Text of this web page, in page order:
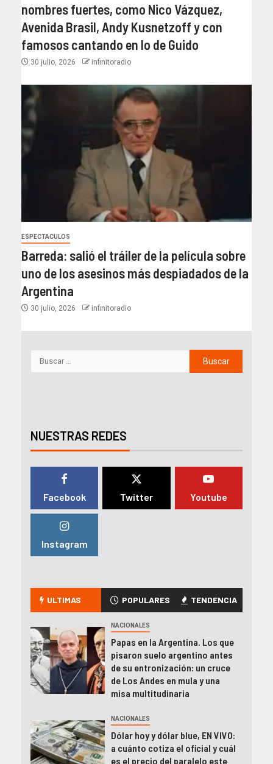
nombres fuertes, como Nico Vázquez,
Avenida Brasil, Andy Kusnetzoff y con
famosos cantando en lo de Guido
30 julio, 2026 infinitoradio
ESPECTACULOS
Barreda: salió el tráiler de la película sobre
uno de los asesinos más despiadados de la
Argentina
30 julio, 2026 infinitoradio
NUESTRAS REDES
Facebook Twitter Youtube
Instagram
ULTIMAS POPULARES TENDENCIA
NACIONALES
Papas en la Argentina. Los que
pisaron suelo argentino antes
de su entronización: un cruce
de Los Andes en mula y una
misa multitudinaria
NACIONALES
Dólar hoy y dólar blue, EN VIVO:
a cuánto cotiza el oficial y cuál
es el precio del paralelo este